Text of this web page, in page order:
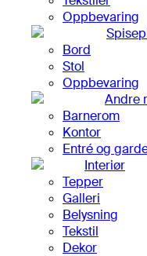
Oppbevaring
Bord
Stol
Oppbevaring
Andre
Barnerom
Kontor
Entré og
Interiør
Tepper
Galleri
Belysning
Tekstil
Dekor